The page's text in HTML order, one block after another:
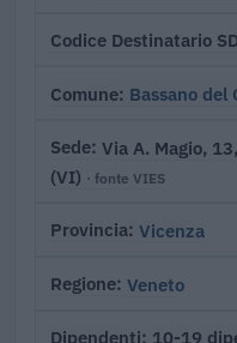
Codice Destinatario
Comune Bassano del
Sede Via A. Magio,
(VI) · fonte VIES
Provincia Vicenza
Regione Veneto
Dipendenti 10-19